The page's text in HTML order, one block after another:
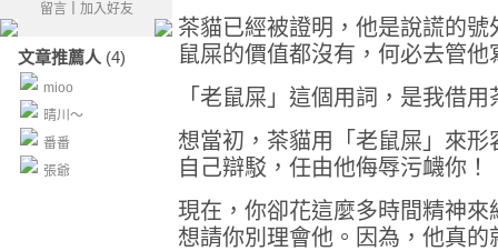
留言｜ 加入好友
文章推薦人 (4)
mioo
晴川～
番番
張爺
茶貓已經被證明，他是說謊的
鼠屎的價值都沒有，何必去管他
「老鼠屎」這個用詞，是我借
想當初，茶貓用「老鼠屎」來
自己辯駁，任由他侮辱污衊你！
現在，你卻花這麼多時間精神
想請你別理會他。因為，他真